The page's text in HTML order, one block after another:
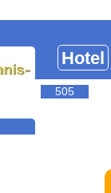
Hotel
505